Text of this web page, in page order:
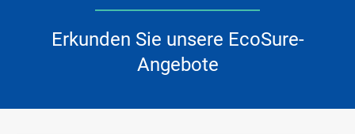
Erkunden Sie unsere EcoSure-
Angebote